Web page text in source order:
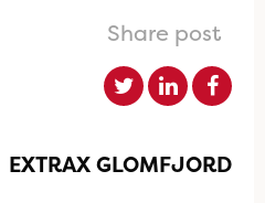
Share post
EXTRAX GLOMFJORD